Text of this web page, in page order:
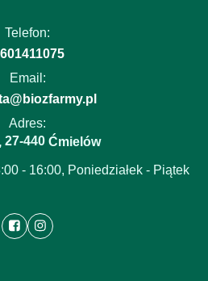
Telefon:
601411075
Email:
Adres:
27-440Ćmielów
- 16:00, Poniedziałek - Piątek